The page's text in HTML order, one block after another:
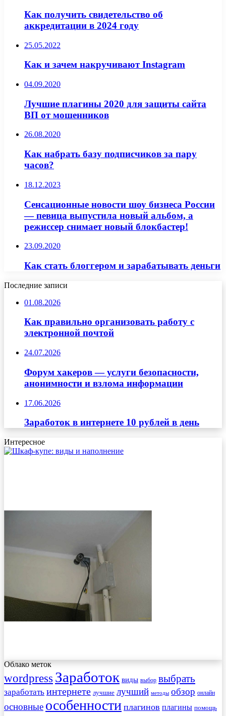
Как получить свидетельство об
аккредитации в 2024 году
25.05.2022
Как и зачем накручивают Instagram
04.09.2020
Лучшие плагины 2020 для защиты сайта
ВП от мошенников
26.08.2020
Как набрать базу подписчиков за пару
часов?
18.12.2023
Сенсационные новости шоу бизнеса России
— певица выпустила новый альбом, а
режиссер снимает новый блокбастер!
23.09.2020
Как стать блоггером и зарабатывать деньги
Последние записи
01.08.2026
Как правильно организовать работу с
электронной почтой
24.07.2026
Форум хакеров — услуги безопасности,
анонимности и взлома информации
17.06.2026
Заработок в интернете 10 рублей в день
Интересное
Облако меток
wordpress Заработок виды выбор выбрать
заработать интернете лучшие лучший методы обзор онлайн
основные особенности плагинов плагины помощь